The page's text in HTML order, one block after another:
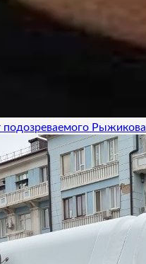
подозреваемого Рыжикова